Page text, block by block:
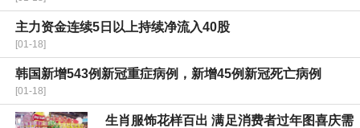
主力资金连续5日以上持续净流入40股
[01-18]
韩国新增543例新冠重症病例，新增45例新冠死亡病例
[01-18]
生肖服饰花样百出 满足消费者过年图喜庆需